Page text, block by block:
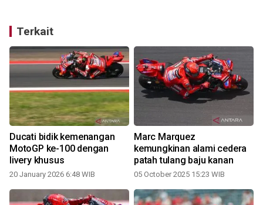
Terkait
Ducati bidik kemenangan
MotoGP ke-100 dengan
livery khusus
20 January 2026 6:48 WIB
Marc Marquez
kemungkinan alami cedera
patah tulang baju kanan
05 October 2025 15:23 WIB